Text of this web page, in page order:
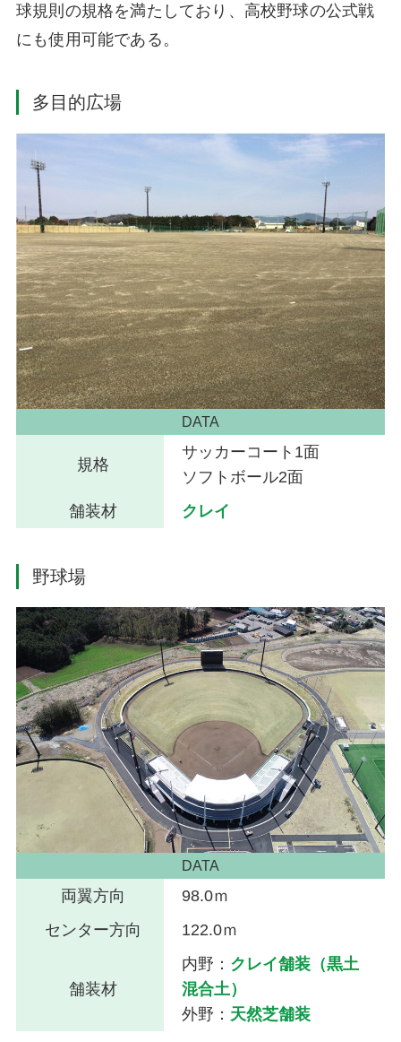
球規則の規格を満たしており、高校野球の公式戦
にも使用可能である。
多目的広場
DATA
規格
サッカーコート1面
ソフトボール2面
舗装材
クレイ
野球場
DATA
両翼方向
98.0ｍ
センター方向
122.0ｍ
舗装材
内野： クレイ舗装（黒土
混合土）
外野： 天然芝舗装